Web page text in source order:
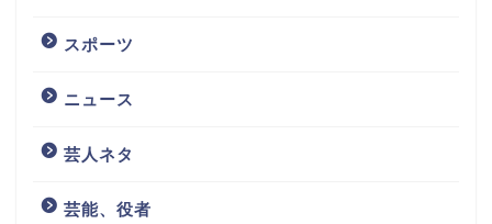
スポーツ
ニュース
芸人ネタ
芸能、役者